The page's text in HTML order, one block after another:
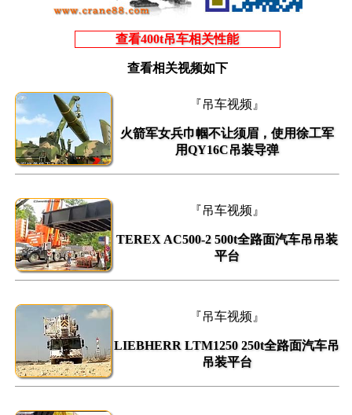
查看400t吊车相关性能
查看相关视频如下
『吊车视频』
火箭军女兵巾帼不让须眉，使用徐工军
用QY16C吊装导弹
『吊车视频』
TEREX AC500-2 500t全路面汽车吊吊装
平台
『吊车视频』
LIEBHERR LTM1250 250t全路面汽车吊
吊装平台